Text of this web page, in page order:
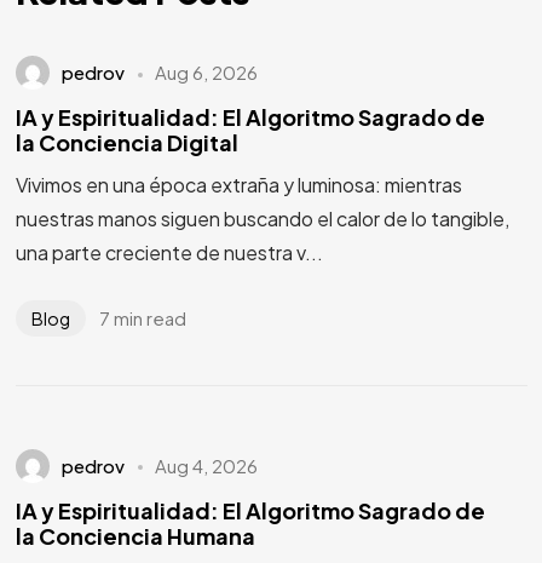
pedrov Aug 6, 2026
IA y Espiritualidad: El Algoritmo Sagrado de
la Conciencia Digital
Vivimos en una época extraña y luminosa: mientras
nuestras manos siguen buscando el calor de lo tangible,
una parte creciente de nuestra v...
Blog 7 min read
pedrov Aug 4, 2026
IA y Espiritualidad: El Algoritmo Sagrado de
la Conciencia Humana